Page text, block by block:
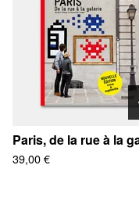
Paris, de la rue à la
39,00€